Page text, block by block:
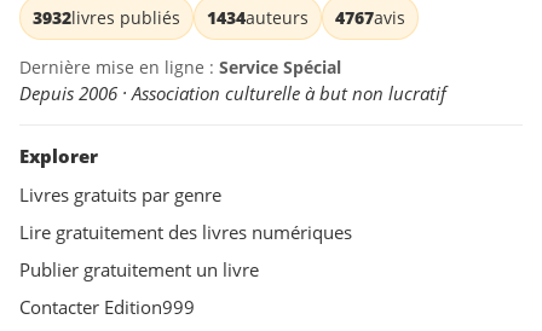
3932livres publiés 1434auteurs 4767avis
Dernière mise en ligne : Service Spécial
Depuis 2006 · Association culturelle à but non lucratif
Explorer
Livres gratuits par genre
Lire gratuitement des livres numériques
Publier gratuitement un livre
Contacter Edition999